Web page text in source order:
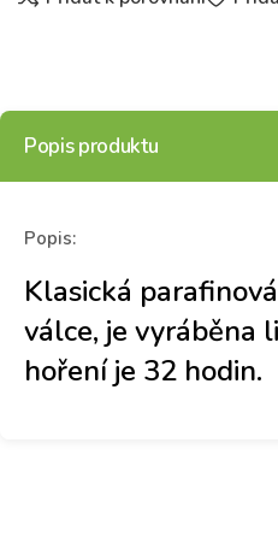
Popis produktu
Popis:
Klasická
válce, je vyráběna
hoření je 32 hodin.